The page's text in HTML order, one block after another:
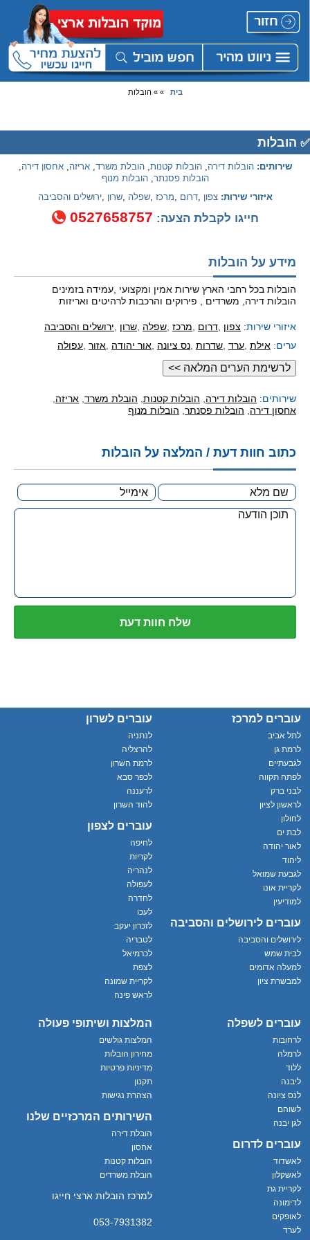
בית » » הובלות
✅ הובלות
שירותים:הובלות דירה,הובלות קטנות,הובלת משרד,אריזה,אחסון דירה,
הובלות פסנתר,הובלות מנוף
איזורי שירות:צפון ,דרום ,מרכז ,שפלה ,שרון ,ירושלים והסביבה
חייגו לקבלת הצעה: 0527658757
מידע על הובלות
הובלות בכל רחבי הארץ שירות אמין ומקצועי ,עמידה בזמינים
הובלות דירה, משרדים , פירוקים והרכבות לרהיטים ואריזות
איזורי שירות: צפון דרום מרכז שפלה שרון
ירושלים והסביבה
ערים: אילת ערד שדרות נס ציונה אור יהודה אזור עפולה
בארותיים, שער העמקים,בנימינה
שירותים: הובלות דירה הובלות קטנות הובלת משרד אריזה
אחסון דירה
הובלות פסנתר הובלות מנוף
כתוב חוות דעת / המלצה על הובלות
עוברים למרכז
לתל אביב
לרמת גן
לגבעתיים
לפתח תקווה
לבני ברק
לראשון לציון
לחולון
לבת ים
לאור יהודה
ליהוד
לגבעת שמואל
לקריית אונו
למודיעין
עוברים לירושלים והסביבה
לירושלים והסביבה
לבית שמש
למעלה אדומים
למבשרת ציון
עוברים לשרון
לנתניה
להרצליה
לרמת השרון
לכפר סבא
לרעננה
להוד השרון
עוברים לצפון
לחיפה
לקריות
לנהריה
לעפולה
לחדרה
לעכו
לזכרון יעקב
לטבריה
לכרמיאל
לצפת
לקריית שמונה
לראש פינה
עוברים לשפלה
לרחובות
לרמלה
ללוד
ליבנה
לנס ציונה
לשוהם
לגן יבנה
עוברים לדרום
לאשדוד
לאשקלון
לקריית גת
לדימונה
לאופקים
לערד
המלצות ושיתופי פעולה
המלצות גולשים
מחירון הובלות
מדיניות פרטיות
תקנון
הצהרת נגישות
השירותים המרכזיים שלנו
הובלת דירה
אחסון
הובלות קטנות
הובלת משרדים
למרכז הובלות ארצי חייגו
053-7931382